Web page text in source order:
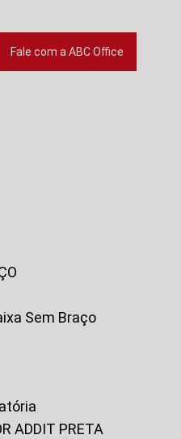
Fale com a ABC Office
Sem Braço
ADDIT PRETA